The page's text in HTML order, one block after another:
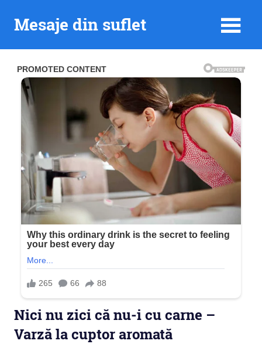
Mesaje din suflet
Nici nu zici că nu-i cu carne –
Varză la cuptor aromată